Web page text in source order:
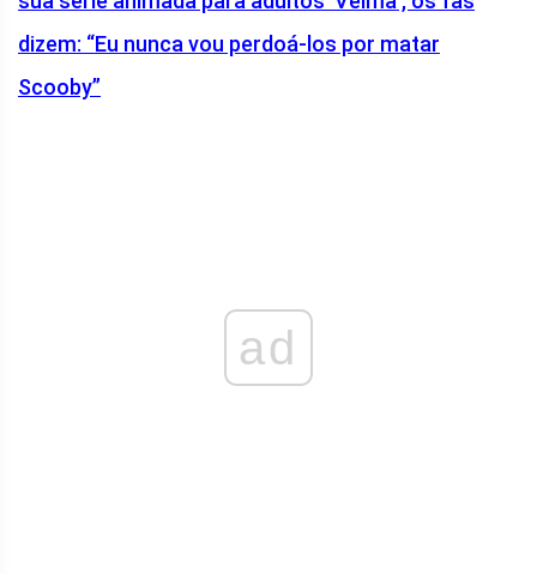
dizem: “Eu nunca vou perdoá-los por matar
Scooby”
ad